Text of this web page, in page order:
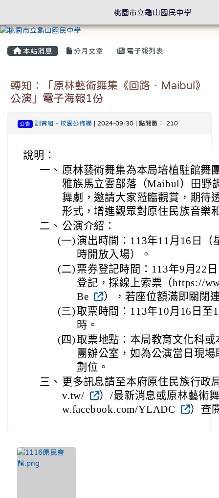
本站消息 分月文章 電子報列表
轉知：「原林藝術舞集《回路．Maibul》
公演」電子海報1份
公告 訓育組 - 校園公佈欄 | 2024-09-30 | 點閱數： 210
說明：
一、 原林藝術舞集為本局培植駐館舞
雅族馬立雲部落（Maibul）田野
舞劇，邀請大家蒞臨觀賞，期待
形式，增進觀眾對原住民族音樂
二、 公演介紹：
(一) 演出時間：113年11月16日（
時開放入場）。
(二) 票券登記時間：113年9月22
登記，採線上索票（https://
Be
），若座位額滿即關閉
(三)取票時間：113年10月16日至
時。
(四)取票地點：本局教育文化科
團辦公室，如為公演當日現
劃位。
三、 更多訊息請至本府原住民族行政
v.tw/
）/最新消息或原林藝術
w.facebook.com/YLADC
）查
桃園市立龜山國民中學